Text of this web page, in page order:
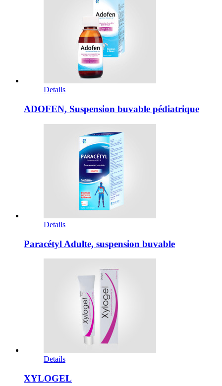
Details
ADOFEN, Suspension buvable pédiatrique
Details
Paracétyl Adulte, suspension buvable
Details
XYLOGEL